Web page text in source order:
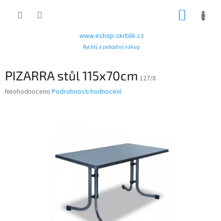
www.eshop-skrblik.cz
Rychlý a pohodlný nákup
PIZARRA stůl 115x70cm 127/8
Průměrné
Neohodnoceno Podrobnosti hodnocení